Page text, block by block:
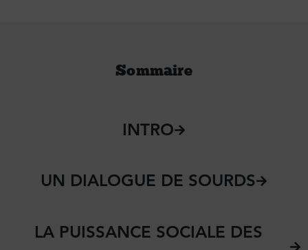
Sommaire
INTRO
UN DIALOGUE DE SOURDS
LA PUISSANCE SOCIALE DES